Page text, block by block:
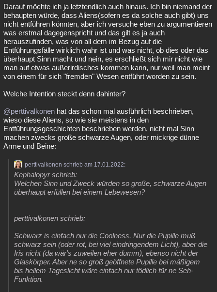
Darauf möchte ich ja letztendlich auch hinaus. Ich bin niemand der
behaupten würde, dass Aliens(sofern es da solche auch gibt) uns
nicht entführen könnten, aber ich versuche eben zu argumentieren
was erstmal dagegenspricht und das gilt es ja auch
herauszufinden, was von all dem im Bezug auf die
Entführungsfälle wirklich wahr ist und was nicht, ob dies oder das
überhaupt Sinn macht und nein, es erschließt sich mir nicht wie
man auf etwas außerirdisches kommen kann, nur weil man meint
von einem für sich "fremden" Wesen entführt worden zu sein.
Welche Intention steckt denn dahinter?
@perttivalkonen hat das schon mal ausführlich beschrieben,
wieso diese Aliens, so wie sie meistens in den
Entführungsgeschichten beschrieben werden, nicht mal Sinn
machen zwecks große schwarze Augen, oder mickrige dünne
Arme und Beine:
perttivalkonen schrieb am 17.01.2022:
Kephalopyr schrieb:
Welchen Sinn und Zweck würden so große, schwarze Augen
überhaupt erfüllen bei einem Lebewesen?
perttivalkonen schrieb:
Schwarz is einfach nur die Coolness. Nur die Pupille muß
schwarz sein (oder rot, bei viel eindringendem Licht), aber die
Iris nicht (da wär's zuweilen eher dumm), ebenso nicht der
Glaskörper. Aber ne so groß geöffnete Pupille bei mäßigem
bis hellem Tageslicht wäre einfach nur tödlich für ne Seh-
Funktion.